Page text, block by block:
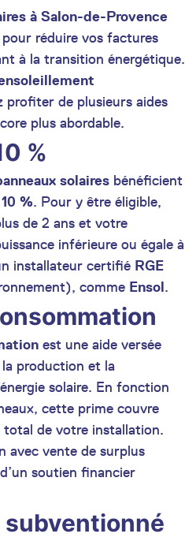
à Salon-de-Provence
réduire vos factures
à la transition énergétique.
profiter de plusieurs aides
plus abordable.
%
solaires bénéficient
%. Pour y être éligible,
de 2 ans et votre
inférieure ou égale à
installateur certifié RGE
comme Ensol.
est une aide versée
production et la
solaire. En fonction
cette prime couvre
de votre installation.
avec vente de surplus
soutien financier